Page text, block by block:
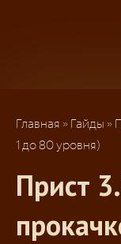
Главная » Гайды »
1 до 80 уровня)
Прист 3.3.5 гайд по